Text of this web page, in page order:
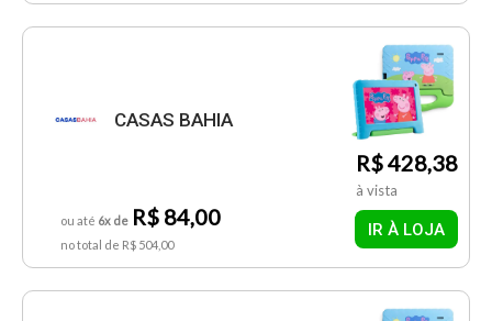
CASAS BAHIA
R$ 428,38
à vista
ou até 6x de R$ 84,00
no total de R$ 504,00
IR À LOJA